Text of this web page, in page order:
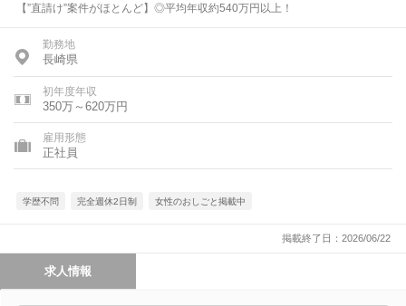
【”直請け”案件がほとんど】◎平均年収約540万円以上！
勤務地
長崎県
初年度年収
350万～620万円
雇用形態
正社員
学歴不問 完全週休2日制 女性のおしごと掲載中
掲載終了日：2026/06/22
求人情報